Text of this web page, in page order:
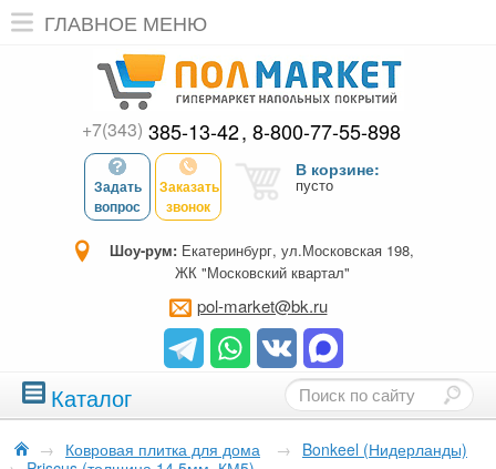
ГЛАВНОЕ МЕНЮ
+7(343) 385-13-42 8-800-77-55-898
Задать
вопрос
Заказать
звонок
В корзине:
пусто
Шоу-рум: Екатеринбург, ул.Московская 198,
ЖК "Московский квартал"
pol-market@bk.ru
Каталог
→ Ковровая плитка для дома → Bonkeel (Нидерланды)